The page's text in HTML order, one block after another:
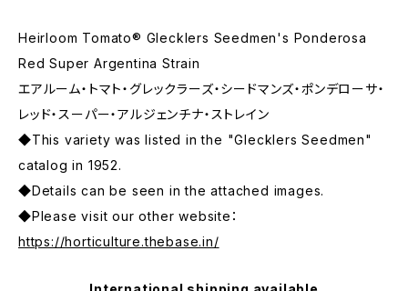
Heirloom Tomato® Glecklers Seedmen's Ponderosa
Red Super Argentina Strain
エアルーム・トマト・グレックラーズ・シードマンズ・ポンデローサ・
レッド・スーパー・アルジェンチナ・ストレイン
◆This variety was listed in the "Glecklers Seedmen"
catalog in 1952.
◆Details can be seen in the attached images.
◆Please visit our other website：
https://horticulture.thebase.in/